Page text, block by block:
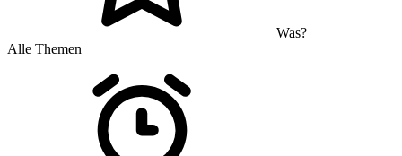
Was?
Alle Themen